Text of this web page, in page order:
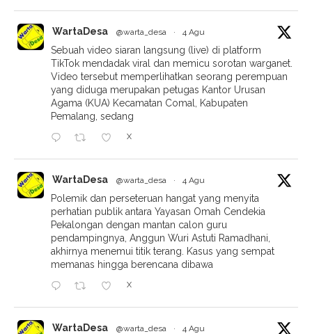
WartaDesa @warta_desa · 4 Agu
Sebuah video siaran langsung (live) di platform
TikTok mendadak viral dan memicu sorotan warganet.
Video tersebut memperlihatkan seorang perempuan
yang diduga merupakan petugas Kantor Urusan
Agama (KUA) Kecamatan Comal, Kabupaten
Pemalang, sedang
X
WartaDesa @warta_desa · 4 Agu
Polemik dan perseteruan hangat yang menyita
perhatian publik antara Yayasan Omah Cendekia
Pekalongan dengan mantan calon guru
pendampingnya, Anggun Wuri Astuti Ramadhani,
akhirnya menemui titik terang. Kasus yang sempat
memanas hingga berencana dibawa
X
WartaDesa @warta_desa · 4 Agu